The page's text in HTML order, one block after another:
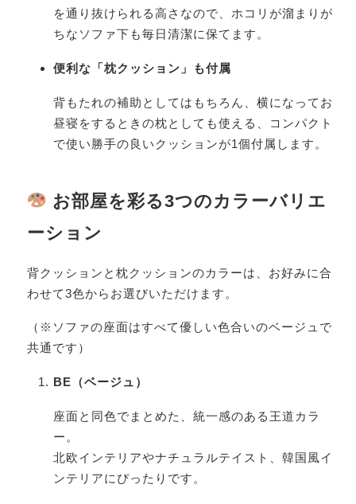
を通り抜けられる高さなので、ホコリが溜まりが
ちなソファ下も毎日清潔に保てます。
便利な「枕クッション」も付属
背もたれの補助としてはもちろん、横になってお
昼寝をするときの枕としても使える、コンパクト
で使い勝手の良いクッションが1個付属します。
お部屋を彩る3つのカラーバリエ
ーション
背クッションと枕クッションのカラーは、お好みに合
わせて3色からお選びいただけます。
（※ソファの座面はすべて優しい色合いのベージュで
共通です）
BE（ベージュ）
座面と同色でまとめた、統一感のある王道カラ
ー。
北欧インテリアやナチュラルテイスト、韓国風イ
ンテリアにぴったりです。